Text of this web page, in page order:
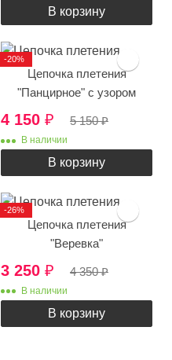
В корзину
Цепочка плетения
"Панцирное" с узором
4 150 ₽ 5 150₽
В наличии
В корзину
-20%
Цепочка плетения
"Веревка"
3 250 ₽ 4 350₽
В наличии
В корзину
-26%